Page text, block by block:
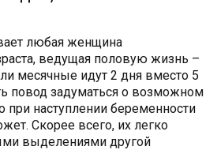
любая женщина
ведущая половую жизнь –
месячные идут 2 дня вместо 5
повод задуматься о возможном
при наступлении беременности
Скорее всего, их легко
выделениями другой